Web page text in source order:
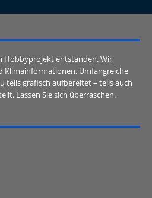
Hobbyprojekt entstanden. Wir
Klimainformationen. Umfangreiche
teils grafisch aufbereitet – teils auch
Lassen Sie sich überraschen.